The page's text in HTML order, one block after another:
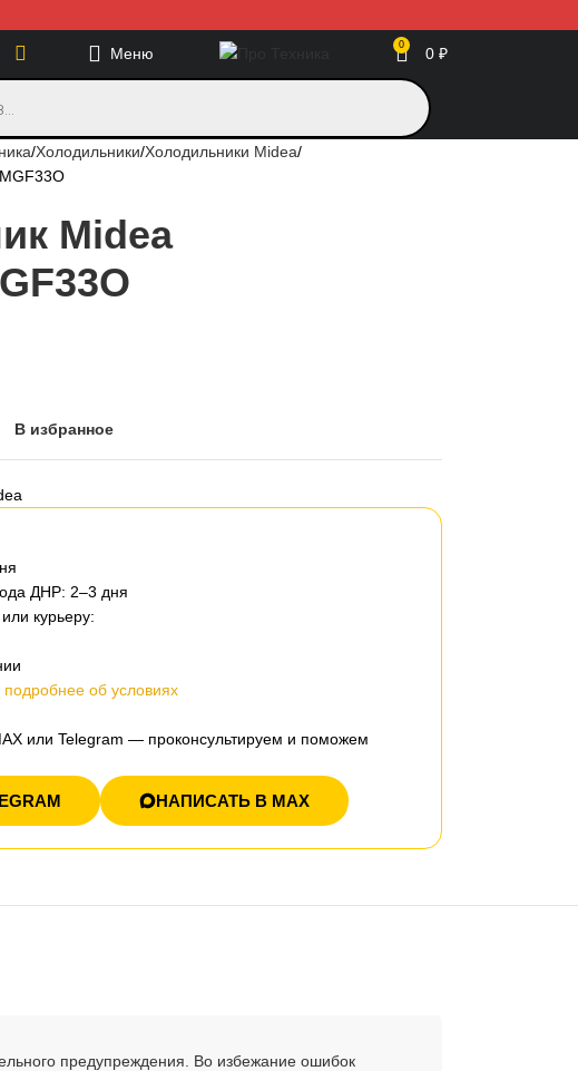
Меню 0 0 ₽
Холодильники Холодильники Midea
Midea
В избранное
ДНР: 2–3 дня
курьеру:
подробнее об условиях
или Telegram — проконсультируем и поможем
НАПИСАТЬ В MAX
предупреждения. Во избежание ошибок